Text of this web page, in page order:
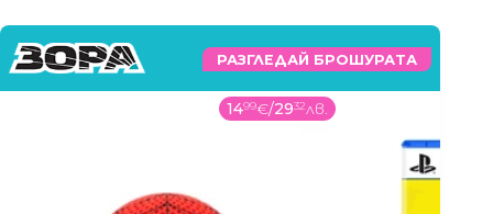
РАЗГЛЕДАЙ БРОШУРАТА
1499€/2932лв.